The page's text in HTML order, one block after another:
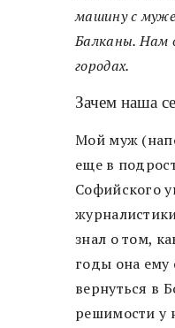
машину с
Балканы. Нам
городах.
Зачем наша
Мой муж
еще в
Софийского
знал о том,
годы она ему
вернуться в
решимости у